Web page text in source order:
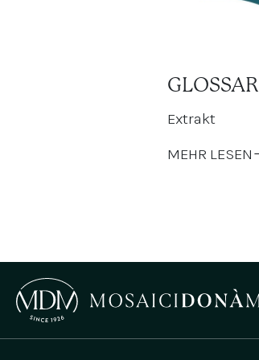
GLOSSAR
Extrakt
MEHR LESEN